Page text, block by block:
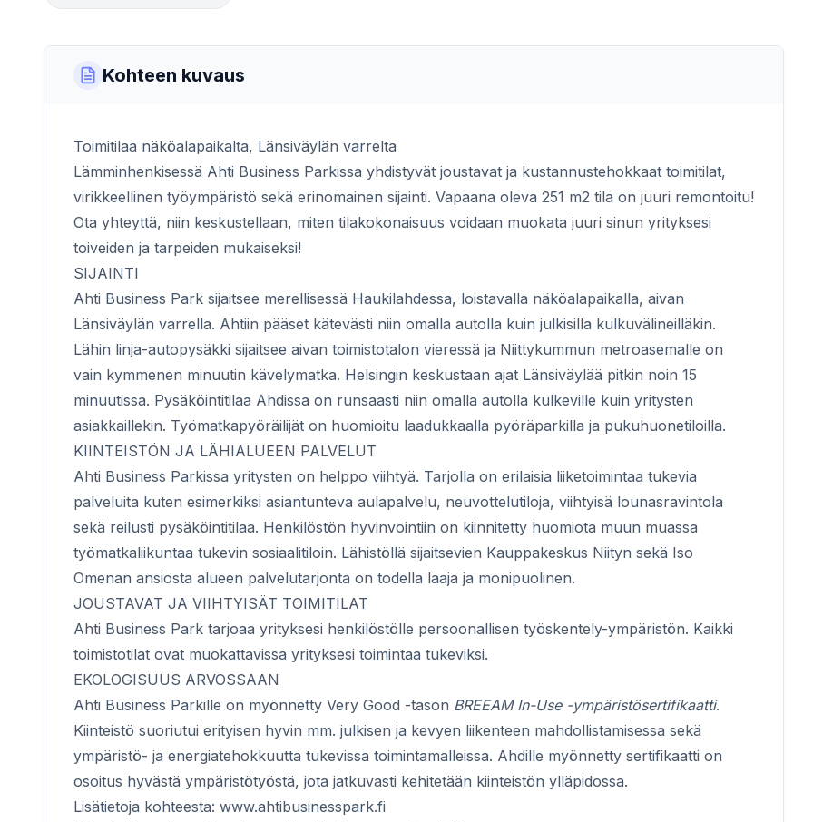
Kohteen kuvaus
Toimitilaa näköalapaikalta, Länsiväylän varrelta
Lämminhenkisessä Ahti Business Parkissa yhdistyvät joustavat ja kustannustehokkaat toimitilat,
virikkeellinen työympäristö sekä erinomainen sijainti. Vapaana oleva 251 m2 tila on juuri remontoitu!
Ota yhteyttä, niin keskustellaan, miten tilakokonaisuus voidaan muokata juuri sinun yrityksesi
toiveiden ja tarpeiden mukaiseksi!
SIJAINTI
Ahti Business Park sijaitsee merellisessä Haukilahdessa, loistavalla näköalapaikalla, aivan
Länsiväylän varrella. Ahtiin pääset kätevästi niin omalla autolla kuin julkisilla kulkuvälineilläkin.
Lähin linja-autopysäkki sijaitsee aivan toimistotalon vieressä ja Niittykummun metroasemalle on
vain kymmenen minuutin kävelymatka. Helsingin keskustaan ajat Länsiväylää pitkin noin 15
minuutissa. Pysäköintitilaa Ahdissa on runsaasti niin omalla autolla kulkeville kuin yritysten
asiakkaillekin. Työmatkapyöräilijät on huomioitu laadukkaalla pyöräparkilla ja pukuhuonetiloilla.
KIINTEISTÖN JA LÄHIALUEEN PALVELUT
Ahti Business Parkissa yritysten on helppo viihtyä. Tarjolla on erilaisia liiketoimintaa tukevia
palveluita kuten esimerkiksi asiantunteva aulapalvelu, neuvottelutiloja, viihtyisä lounasravintola
sekä reilusti pysäköintitilaa. Henkilöstön hyvinvointiin on kiinnitetty huomiota muun muassa
työmatkaliikuntaa tukevin sosiaalitiloin. Lähistöllä sijaitsevien Kauppakeskus Niityn sekä Iso
Omenan ansiosta alueen palvelutarjonta on todella laaja ja monipuolinen.
JOUSTAVAT JA VIIHTYISÄT TOIMITILAT
Ahti Business Park tarjoaa yrityksesi henkilöstölle persoonallisen työskentely-ympäristön. Kaikki
toimistotilat ovat muokattavissa yrityksesi toimintaa tukeviksi.
EKOLOGISUUS ARVOSSAAN
Ahti Business Parkille on myönnetty Very Good -tason BREEAM In-Use -ympäristösertifikaatti.
Kiinteistö suoriutui erityisen hyvin mm. julkisen ja kevyen liikenteen mahdollistamisessa sekä
ympäristö- ja energiatehokkuutta tukevissa toimintamalleissa. Ahdille myönnetty sertifikaatti on
osoitus hyvästä ympäristötyöstä, jota jatkuvasti kehitetään kiinteistön ylläpidossa.
Lisätietoja kohteesta: www.ahtibusinesspark.fi